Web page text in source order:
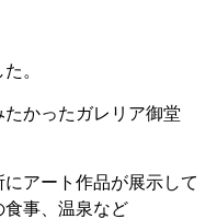
。
かったガレリア御堂
アート作品が展示して
食事、温泉など